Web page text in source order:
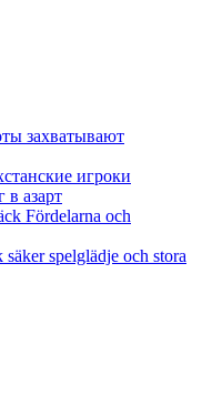
захватывают
игроки
азарт
Fördelarna och
spelglädje och stora